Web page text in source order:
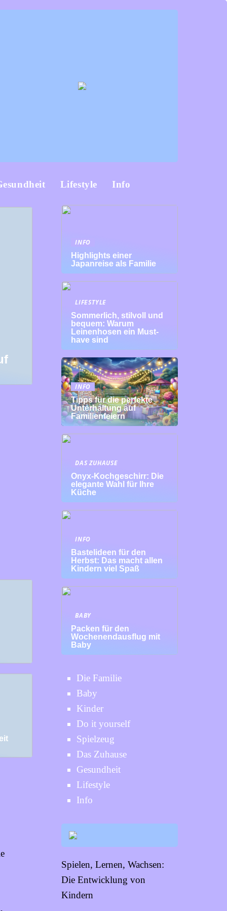
Lifestyle Info
INFO
Highlights einer
Japanreise als Familie
LIFESTYLE
Sommerlich, stilvoll und
bequem: Warum
Leinenhosen ein Must-
have sind
INFO
Tipps für die perfekte
Unterhaltung auf
Familienfeiern
DAS ZUHAUSE
Onyx-Kochgeschirr: Die
elegante Wahl für Ihre
Küche
INFO
Bastelideen für den
Herbst: Das macht allen
Kindern viel Spaß
BABY
Packen für den
Wochenendausflug mit
Baby
Die Familie
Baby
Kinder
Do it yourself
Spielzeug
Das Zuhause
Gesundheit
Lifestyle
Info
Spielen, Lernen, Wachsen:
Die Entwicklung von
Kindern